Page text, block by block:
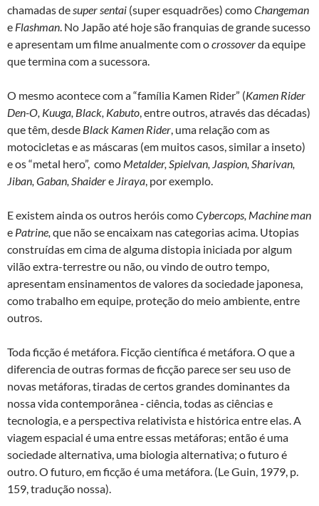
chamadas desuper sentai (super esquadrões) comoChangeman
e Flashman. No Japão até hoje são franquias de grande sucesso
e apresentam um filme anualmente com ocrossoverda equipe
que termina com a sucessora.
O mesmo acontece com a “família Kamen Rider” (Kamen Rider
Den-O, Kuuga, Black, Kabuto, entre outros, através das décadas)
que têm, desde Black Kamen Rider, uma relação com as
motocicletas e as máscaras (em muitos casos, similar a inseto)
e os “metal hero”, como Metalder, Spielvan, Jaspion, Sharivan,
Jiban, Gaban, Shaidere Jiraya, por exemplo.
E existem ainda os outros heróis comoCybercops, Machine man
e Patrine, que não se encaixam nas categorias acima. Utopias
construídas em cima de alguma distopia iniciada por algum
vilão extra-terrestre ou não, ou vindo de outro tempo,
apresentam ensinamentos de valores da sociedade japonesa,
como trabalho em equipe, proteção do meio ambiente, entre
outros.
Toda ficção é metáfora. Ficção científica é metáfora. O que a
diferencia de outras formas de ficção parece ser seu uso de
novas metáforas, tiradas de certos grandes dominantes da
nossa vida contemporânea ‑ ciência, todas as ciências e
tecnologia, e a perspectiva relativista e histórica entre elas. A
viagem espacial é uma entre essas metáforas; então é uma
sociedade alternativa, uma biologia alternativa; o futuro é
outro. O futuro, em ficção é uma metáfora. (Le Guin, 1979, p.
159, tradução nossa).